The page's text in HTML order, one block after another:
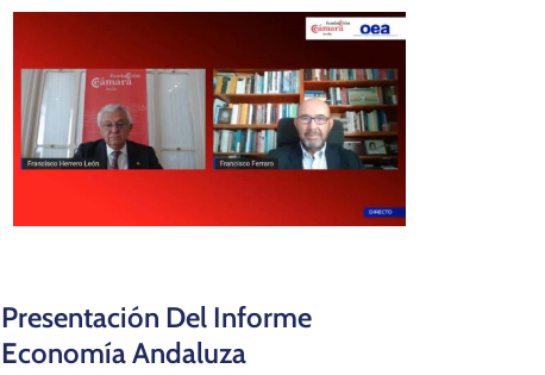
Presentación Del Informe
Economía Andaluza